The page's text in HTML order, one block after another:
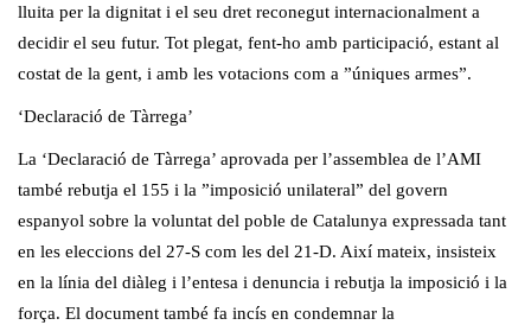
lluita per la dignitat i el seu dret reconegut internacionalment a
decidir el seu futur. Tot plegat, fent-ho amb participació, estant al
costat de la gent, i amb les votacions com a ”úniques armes”.
‘Declaració de Tàrrega’
La ‘Declaració de Tàrrega’ aprovada per l’assemblea de l’AMI
també rebutja el 155 i la ”imposició unilateral” del govern
espanyol sobre la voluntat del poble de Catalunya expressada tant
en les eleccions del 27-S com les del 21-D. Així mateix, insisteix
en la línia del diàleg i l’entesa i denuncia i rebutja la imposició i la
força. El document també fa incís en condemnar la